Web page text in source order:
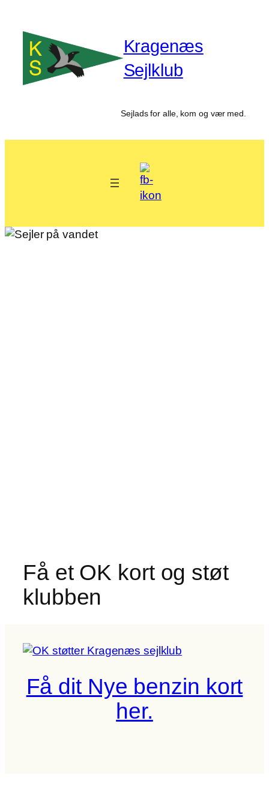
indhold
Kragenæs
Sejlklub
Sejlads for alle, kom og vær med.
Få et OK kort og støt
klubben
Få dit Nye benzin kort
her.